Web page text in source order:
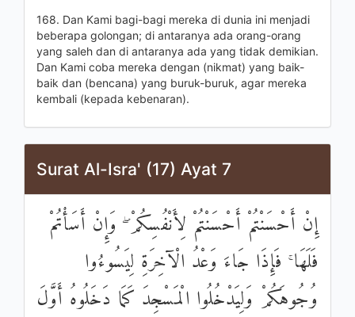
168. Dan Kami bagi-bagi mereka di dunia ini menjadi
beberapa golongan; di antaranya ada orang-orang
yang saleh dan di antaranya ada yang tidak demikian.
Dan Kami coba mereka dengan (nikmat) yang baik-
baik dan (bencana) yang buruk-buruk, agar mereka
kembali (kepada kebenaran).
Surat Al-Isra' (17) Ayat 7
إِنْ أَحْسَنْتُمْ أَحْسَنْتُمْ لِأَنْفُسِكُمْ ۖ وَإِنْ أَسَأْتُمْ
فَلَهَا ۚ فَإِذَا جَاءَ وَعْدُ الْآخِرَةِ لِيَسُوءُوا
وُجُوهَكُمْ وَلِيَدْخُلُوا الْمَسْجِدَ كَمَا دَخَلُوهُ أَوَّلَ